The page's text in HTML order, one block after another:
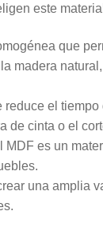
este
que
madera
reduce el
de cinta o el
es un
una amplia